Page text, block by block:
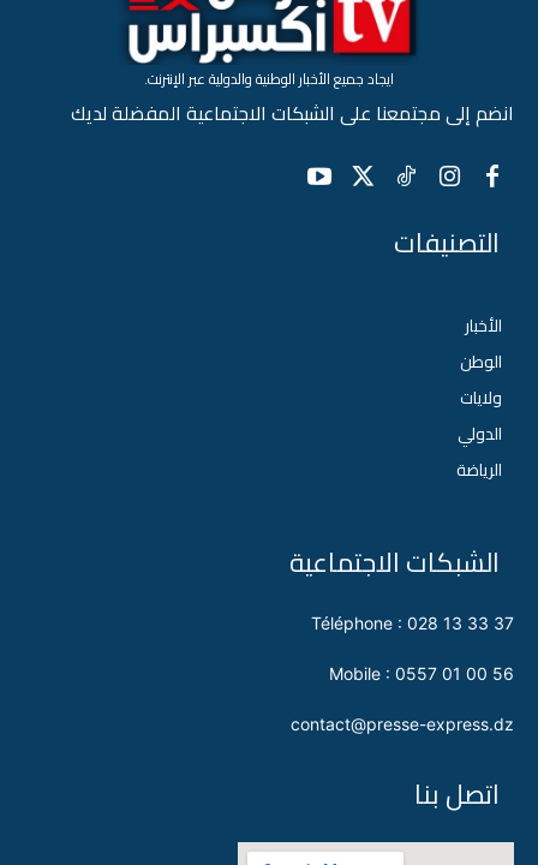
اتصل بنا
الشبكات الاجتماعية
Téléphone : 028 13 33 37
Mobile : 0557 01 00 56
contact@presse-express.dz
التصنيفات
الأخبار
الوطن
ولايات
الدولي
الرياضة
ايجاد جميع الأخبار الوطنية والدولية عبر الإنترنت.
انضم إلى مجتمعنا على الشبكات الاجتماعية المفضلة لديك